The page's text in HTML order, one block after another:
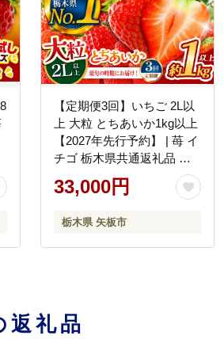
【定期便3回】いちご 2L以
上 大粒 とちあいか1kg以上
【2027年先行予約】 | 苺 イ
チゴ 栃木県共通返礼品 真
岡市産 栃木県矢板市
33,000円
栃木県 矢板市
返礼品